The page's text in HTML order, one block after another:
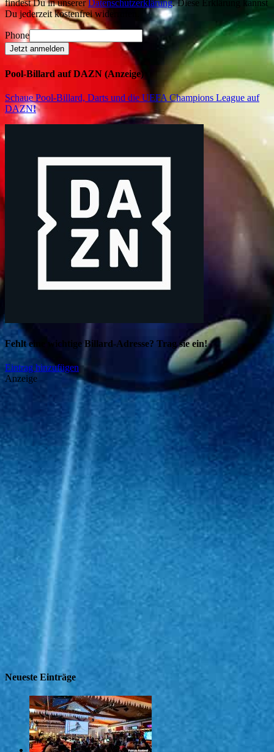
findest Du in unserer Datenschutzerklärung. Diese Erklärung kannst
Du jederzeit kostenfrei widerrufen.
Phone
Jetzt anmelden
Pool-Billard auf DAZN (Anzeige)
Schaue Pool-Billard, Darts und die UEFA Champions League auf
DAZN!
Fehlt eine wichtige Billard-Adresse? Trag sie ein!
Eintrag hinzufügen
Anzeige
Neueste Einträge